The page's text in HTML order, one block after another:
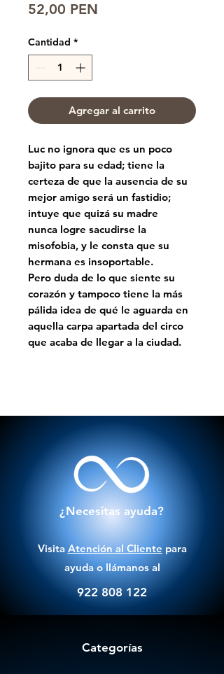
52,00 PEN
Cantidad *
Agregar al carrito
Luc no ignora que es un poco
bajito para su edad; tiene la
certeza de que la ausencia de su
mejor amigo será un fastidio;
intuye que quizá su madre
nunca logre sacudirse la
misofobia, y le consta que su
hermana es insoportable.
Pero duda de lo que siente su
corazón y tampoco tiene la más
pálida idea de qué le aguarda en
aquella carpa apartada del circo
que acaba de llegar a la ciudad.
¿Necesitas ayuda?
Visita Atención al Cliente para
ayuda o llámanos al
922 808 122
Categorías